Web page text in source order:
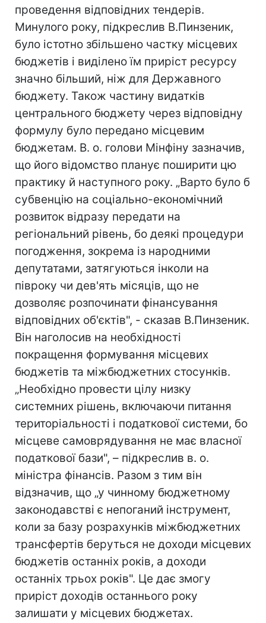
проведення відповідних тендерів.
Минулого року, підкреслив В.Пинзеник,
було істотно збільшено частку місцевих
бюджетів і виділено їм приріст ресурсу
значно більший, ніж для Державного
бюджету. Також частину видатків
центрального бюджету через відповідну
формулу було передано місцевим
бюджетам. В. о. голови Мінфіну зазначив,
що його відомство планує поширити цю
практику й наступного року. „Варто було б
субвенцію на соціально-економічний
розвиток відразу передати на
регіональний рівень, бо деякі процедури
погодження, зокрема із народними
депутатами, затягуються інколи на
півроку чи дев'ять місяців, що не
дозволяє розпочинати фінансування
відповідних об'єктів", - сказав В.Пинзеник.
Він наголосив на необхідності
покращення формування місцевих
бюджетів та міжбюджетних стосунків.
„Необхідно провести цілу низку
системних рішень, включаючи питання
територіальності і податкової системи, бо
місцеве самоврядування не має власної
податкової бази", – підкреслив в. о.
міністра фінансів. Разом з тим він
відзначив, що „у чинному бюджетному
законодавстві є непоганий інструмент,
коли за базу розрахунків міжбюджетних
трансфертів беруться не доходи місцевих
бюджетів останніх років, а доходи
останніх трьох років". Це дає змогу
приріст доходів останнього року
залишати у місцевих бюджетах.